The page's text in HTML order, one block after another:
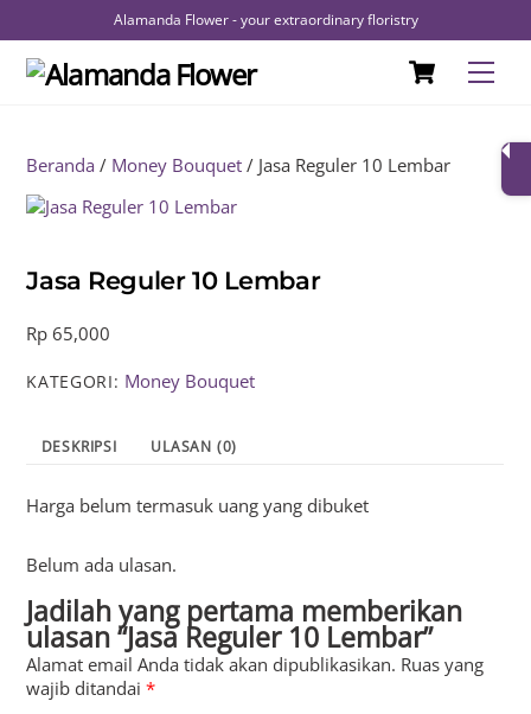
Alamanda Flower - your extraordinary floristry
Cart
Beranda / Money Bouquet / Jasa Reguler 10 Lembar
Jasa Reguler 10 Lembar
Rp 65,000
KATEGORI: Money Bouquet
DESKRIPSI ULASAN (0)
Harga belum termasuk uang yang dibuket
Belum ada ulasan.
Jadilah yang pertama memberikan
ulasan “Jasa Reguler 10 Lembar”
Alamat email Anda tidak akan dipublikasikan. Ruas yang
wajib ditandai*